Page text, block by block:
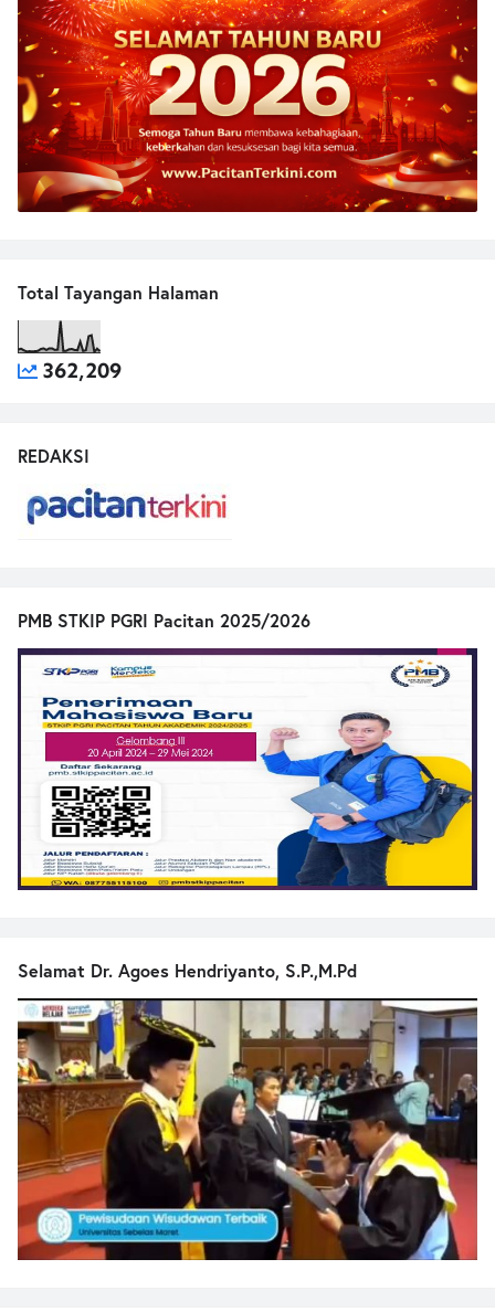
Total Tayangan Halaman
362,209
REDAKSI
PMB STKIP PGRI Pacitan 2025/2026
Selamat Dr. Agoes Hendriyanto, S.P.,M.Pd